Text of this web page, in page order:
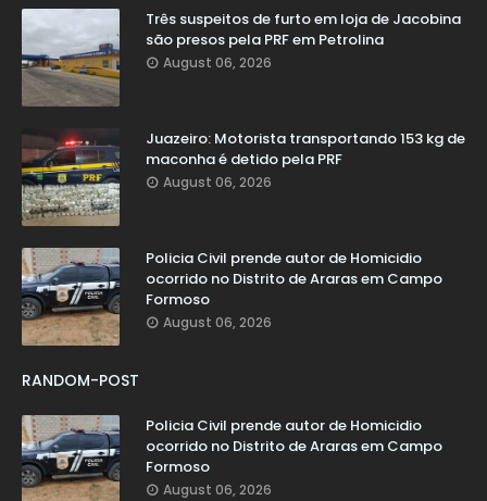
Três suspeitos de furto em loja de Jacobina
são presos pela PRF em Petrolina
August 06, 2026
Juazeiro: Motorista transportando 153 kg de
maconha é detido pela PRF
August 06, 2026
Policia Civil prende autor de Homicidio
ocorrido no Distrito de Araras em Campo
Formoso
August 06, 2026
RANDOM-POST
Policia Civil prende autor de Homicidio
ocorrido no Distrito de Araras em Campo
Formoso
August 06, 2026